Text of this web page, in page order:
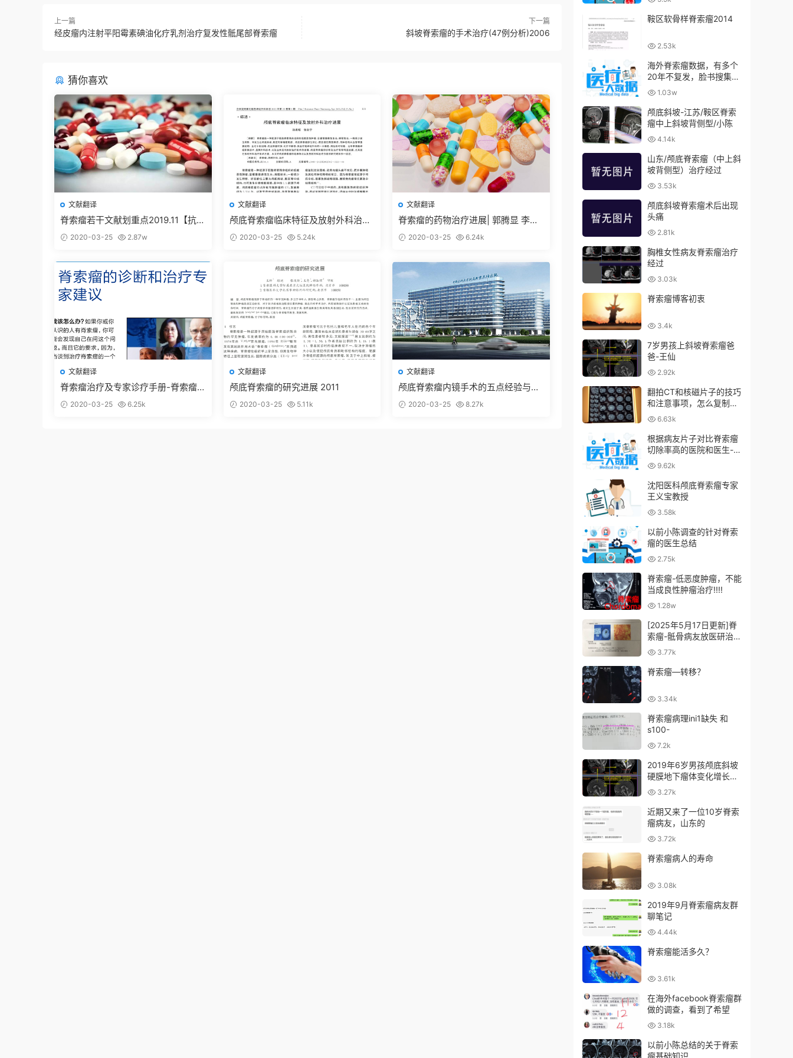
上一篇
经皮瘤内注射平阳霉素碘油化疗乳剂治疗复发性骶尾部脊索瘤
下一篇
斜坡脊索瘤的手术治疗(47例分析)2006
猜你喜欢
文献翻译
脊索瘤若干文献划重点2019.11【抗癌
药篇】
2020-03-25 2.87w
文献翻译
颅底脊索瘤临床特征及放射外科治疗
进展2012
2020-03-25 5.24k
文献翻译
脊索瘤的药物治疗进展| 郭腾显 李欢
吴震2017
2020-03-25 6.24k
文献翻译
脊索瘤治疗及专家诊疗手册-脊索瘤
基金会
2020-03-25 6.25k
文献翻译
颅底脊索瘤的研究进展 2011
2020-03-25 5.11k
文献翻译
颅底脊索瘤内镜手术的五点经验与理
念 367例
2020-03-25 8.27k
鞍区软骨样脊索瘤2014
2.53k
海外脊索瘤数据，有多个
20年不复发，脸书搜集数
据，2021年7月再次更新
1.03w
颅底斜坡-江苏/鞍区脊索
瘤中上斜坡背侧型/小陈
4.14k
山东/颅底脊索瘤（中上斜
坡背侧型）治疗经过
3.53k
颅底斜坡脊索瘤术后出现
头痛
2.81k
胸椎女性病友脊索瘤治疗
经过
3.03k
脊索瘤博客初衷
3.4k
7岁男孩上斜坡脊索瘤爸
爸-王仙
2.92k
翻拍CT和核磁片子的技巧
和注意事项，怎么复制出
来dicom格式片子
6.63k
根据病友片子对比脊索瘤
切除率高的医院和医生-
[持续更新]
9.62k
沈阳医科颅底脊索瘤专家
王义宝教授
3.58k
以前小陈调查的针对脊索
瘤的医生总结
2.75k
脊索瘤-低恶度肿瘤，不能
当成良性肿瘤治疗!!!!
1.28w
[2025年5月17日更新]脊
索瘤-骶骨病友放医研治疗
追踪-王仙总结+猜测
3.77k
脊索瘤—转移？
3.34k
脊索瘤病理ini1缺失 和
s100-
7.2k
2019年6岁男孩颅底斜坡
硬膜地下瘤体变化增长了
3毫米
3.27k
近期又来了一位10岁脊索
瘤病友，山东的
3.72k
脊索瘤病人的寿命
3.08k
2019年9月脊索瘤病友群
聊笔记
4.44k
脊索瘤能活多久？
3.61k
在海外facebook脊索瘤群
做的调查，看到了希望
3.18k
以前小陈总结的关于脊索
瘤基础知识